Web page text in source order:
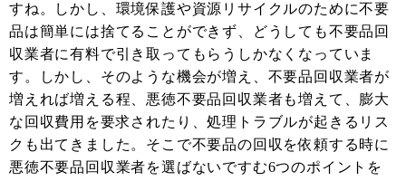
すね。しかし、環境保護や資源リサイクルのために不要
品は簡単には捨てることができず、どうしても不要品回
収業者に有料で引き取ってもらうしかなくなっていま
す。しかし、そのような機会が増え、不要品回収業者が
増えれば増える程、悪徳不要品回収業者も増えて、膨大
な回収費用を要求されたり、処理トラブルが起きるリス
クも出てきました。そこで不要品の回収を依頼する時に
悪徳不要品回収業者を選ばないですむ6つのポイントを